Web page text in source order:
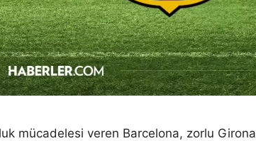
mücadelesi veren Barcelona, zorlu Girona